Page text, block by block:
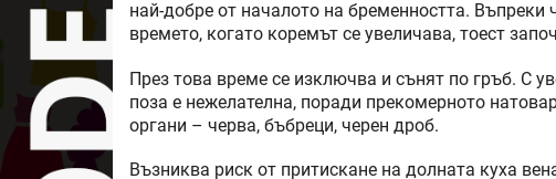
най-добре от началото на бременността. Въпреки
времето, когато коремът се увеличава, тоест
През това време се изключва и сънят по гръб. С
поза е нежелателна, поради прекомерното
органи – черва, бъбреци, черен дроб.
Възниква риск от притискане на долната куха